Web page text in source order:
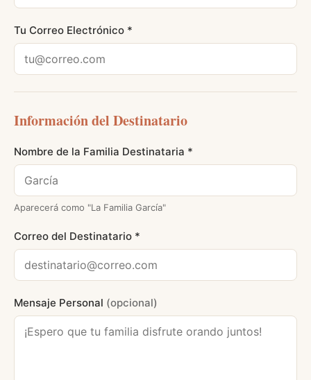
Tu Correo Electrónico *
Información del Destinatario
Nombre de la Familia Destinataria *
Aparecerá como "La Familia García"
Correo del Destinatario *
Mensaje Personal (opcional)